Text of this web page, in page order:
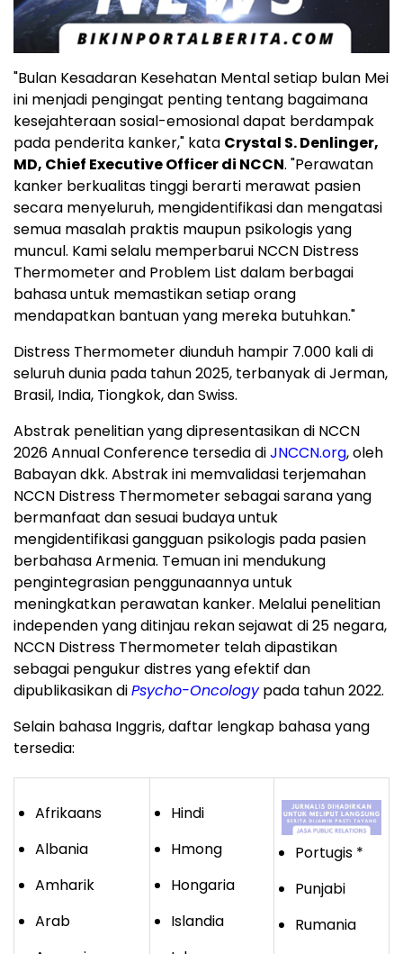
"Bulan Kesadaran Kesehatan Mental setiap bulan Mei
ini menjadi pengingat penting tentang bagaimana
kesejahteraan sosial-emosional dapat berdampak
pada penderita kanker," kata Crystal S. Denlinger,
MD, Chief Executive Officer di NCCN. "Perawatan
kanker berkualitas tinggi berarti merawat pasien
secara menyeluruh, mengidentifikasi dan mengatasi
semua masalah praktis maupun psikologis yang
muncul. Kami selalu memperbarui NCCN Distress
Thermometer and Problem List dalam berbagai
bahasa untuk memastikan setiap orang
mendapatkan bantuan yang mereka butuhkan."
Distress Thermometer diunduh hampir 7.000 kali di
seluruh dunia pada tahun 2025, terbanyak di Jerman,
Brasil, India, Tiongkok, dan Swiss.
Abstrak penelitian yang dipresentasikan di NCCN
2026 Annual Conference tersedia diJNCCN.org, oleh
Babayan dkk. Abstrak ini memvalidasi terjemahan
NCCN Distress Thermometer sebagai sarana yang
bermanfaat dan sesuai budaya untuk
mengidentifikasi gangguan psikologis pada pasien
berbahasa Armenia. Temuan ini mendukung
pengintegrasian penggunaannya untuk
meningkatkan perawatan kanker. Melalui penelitian
independen yang ditinjau rekan sejawat di 25 negara,
NCCN Distress Thermometer telah dipastikan
sebagai pengukur distres yang efektif dan
dipublikasikan diPsycho-Oncologypada tahun 2022.
Selain bahasa Inggris, daftar lengkap bahasa yang
tersedia:
Afrikaans
Albania
Amharik
Arab
Hindi
Hmong
Hongaria
Islandia
Portugis *
Punjabi
Rumania